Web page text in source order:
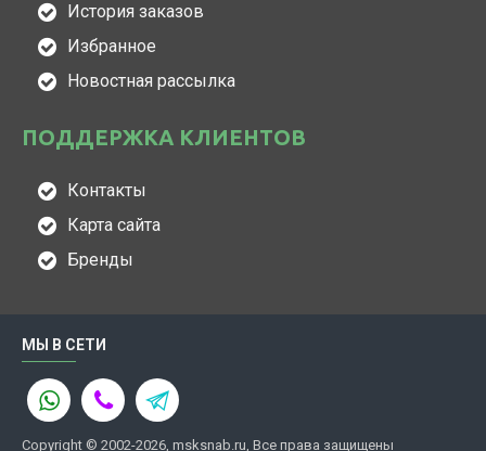
История заказов
Избранное
Новостная рассылка
ПОДДЕРЖКА КЛИЕНТОВ
Контакты
Карта сайта
Бренды
МЫ В СЕТИ
Copyright © 2002-2026, msksnab.ru, Все права защищены